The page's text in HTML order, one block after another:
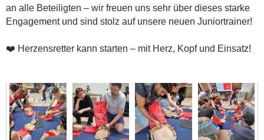
an alle Beteiligten – wir freuen uns sehr über dieses starke
Engagement und sind stolz auf unsere neuen Juniortrainer!
❤️ Herzensretter kann starten – mit Herz, Kopf und Einsatz!